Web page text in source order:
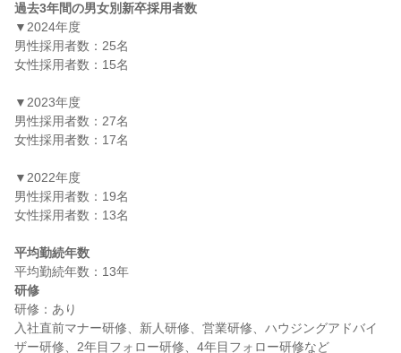
過去3年間の男女別新卒採用者数
▼2024年度
男性採用者数：25名
女性採用者数：15名
▼2023年度
男性採用者数：27名
女性採用者数：17名
▼2022年度
男性採用者数：19名
女性採用者数：13名
平均勤続年数
研修
研修：あり
入社直前マナー研修、新人研修、営業研修、ハウジングアドバイ